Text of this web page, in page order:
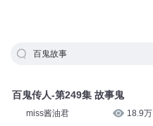
百鬼故事
百鬼传人-第249集 故事鬼
miss酱油君 18.9万